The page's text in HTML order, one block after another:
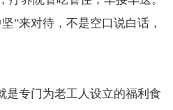
”来对待，不是空口说白话，
是专门为老工人设立的福利食